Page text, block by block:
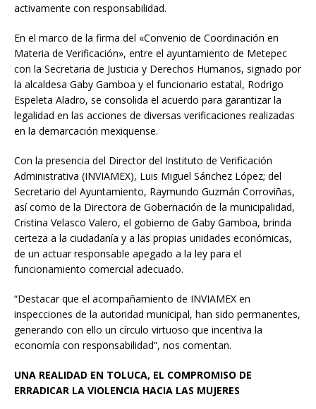
activamente con responsabilidad.
En el marco de la firma del «Convenio de Coordinación en
Materia de Verificación», entre el ayuntamiento de Metepec
con la Secretaria de Justicia y Derechos Humanos, signado por
la alcaldesa Gaby Gamboa y el funcionario estatal, Rodrigo
Espeleta Aladro, se consolida el acuerdo para garantizar la
legalidad en las acciones de diversas verificaciones realizadas
en la demarcación mexiquense.
Con la presencia del Director del Instituto de Verificación
Administrativa (INVIAMEX), Luis Miguel Sánchez López; del
Secretario del Ayuntamiento, Raymundo Guzmán Corroviñas,
así como de la Directora de Gobernación de la municipalidad,
Cristina Velasco Valero, el gobierno de Gaby Gamboa, brinda
certeza a la ciudadanía y a las propias unidades económicas,
de un actuar responsable apegado a la ley para el
funcionamiento comercial adecuado.
“Destacar que el acompañamiento de INVIAMEX en
inspecciones de la autoridad municipal, han sido permanentes,
generando con ello un círculo virtuoso que incentiva la
economía con responsabilidad”, nos comentan.
UNA REALIDAD EN TOLUCA, EL COMPROMISO DE
ERRADICAR LA VIOLENCIA HACIA LAS MUJERES